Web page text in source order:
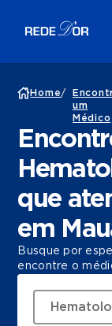
Home/
um
Médico
que
em
Busque por
encontre o